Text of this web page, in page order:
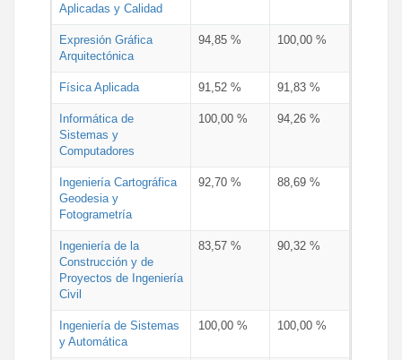
Aplicadas y Calidad
Expresión Gráfica
Arquitectónica
94,85 % 100,00 %
Física Aplicada 91,52 % 91,83 %
Informática de
Sistemas y
Computadores
100,00 % 94,26 %
Ingeniería Cartográfica
Geodesia y
Fotogrametría
92,70 % 88,69 %
Ingeniería de la
Construcción y de
Proyectos de Ingeniería
Civil
83,57 % 90,32 %
Ingeniería de Sistemas
y Automática
100,00 % 100,00 %